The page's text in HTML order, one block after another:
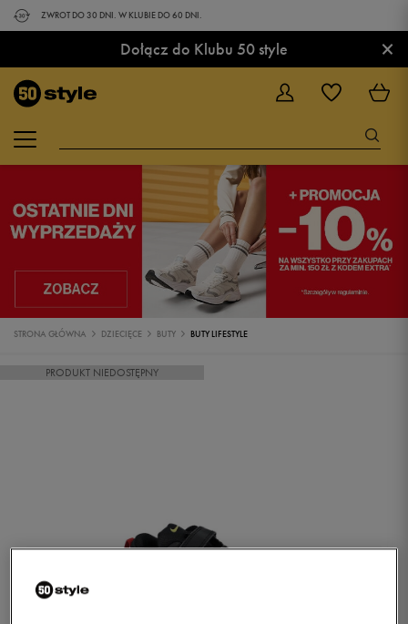
ZWROT DO 30 DNI. W KLUBIE DO 60 DNI.
Dołącz do Klubu 50 style ×
STRONA GŁÓWNA DZIECIĘCE BUTY BUTY LIFESTYLE
PRODUKT NIEDOSTĘPNY